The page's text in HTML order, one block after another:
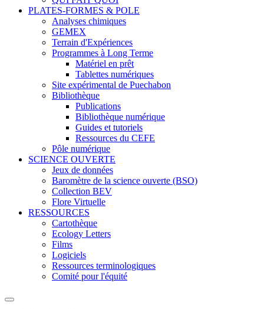
PLATES-FORMES & POLE
Analyses chimiques
GEMEX
Terrain d'Expériences
Programmes à Long Terme
Matériel en prêt
Tablettes numériques
Site expérimental de Puechabon
Bibliothèque
Publications
Bibliothèque numérique
Guides et tutoriels
Ressources du CEFE
Pôle numérique
SCIENCE OUVERTE
Jeux de données
Baromètre de la science ouverte (BSO)
Collection BEV
Flore Virtuelle
RESSOURCES
Cartothèque
Ecology Letters
Films
Logiciels
Ressources terminologiques
Comité pour l'équité